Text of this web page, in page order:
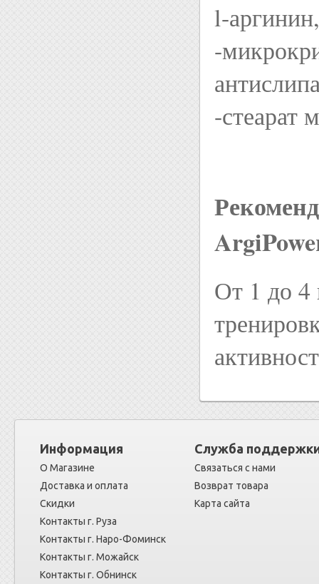
l-
-
-стеарат
От 1 до 4
Информация
О Магазине
Доставка и оплата
Скидки
Контакты г. Руза
Контакты г. Наро-Фоминск
Контакты г. Можайск
Контакты г. Обнинск
Служба
Связаться с нами
Возврат товара
Карта сайта